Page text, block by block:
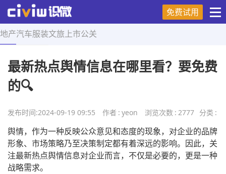
免费试用
地产汽车服装文旅 上市公关
首页 > 营销技巧 > 正文
最新热点舆情信息在哪里看？要免费
的🔍
发布时间:2024-09-19 09:55 作者 : yeon 浏览次数 : 2777 分类 :
舆情，作为一种反映公众意见和态度的现象，对企业的品牌
形象、市场策略乃至决策制定都有着深远的影响。因此，关
注最新热点舆情信息对企业而言，不仅是必要的，更是一种
战略需求。